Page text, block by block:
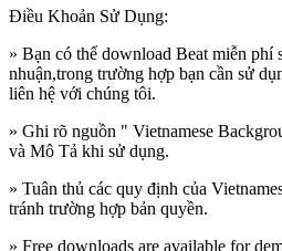
Điều Khoản Sử Dụng:
» Bạn có thể download Beat miễn
nhuận,trong trường hợp bạn cần sử
liên hệ với chúng tôi.
» Ghi rõ nguồn " Vietnamese
và Mô Tả khi sử dụng.
» Tuân thủ các quy định của
tránh trường hợp bản quyền.
» Free downloads are available for